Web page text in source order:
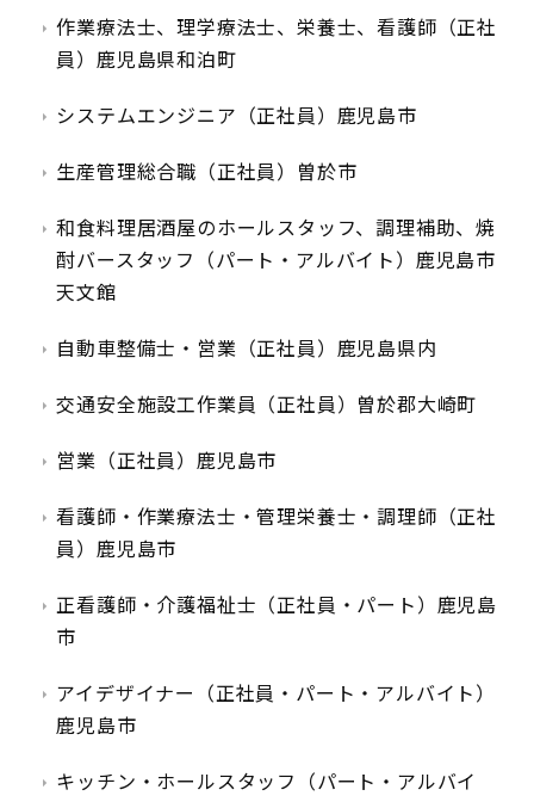
作業療法士、理学療法士、栄養士、看護師（正社
員）鹿児島県和泊町
システムエンジニア（正社員）鹿児島市
生産管理総合職（正社員）曽於市
和食料理居酒屋のホールスタッフ、調理補助、焼
酎バースタッフ（パート・アルバイト）鹿児島市
天文館
自動車整備士・営業（正社員）鹿児島県内
交通安全施設工作業員（正社員）曽於郡大崎町
営業（正社員）鹿児島市
看護師・作業療法士・管理栄養士・調理師（正社
員）鹿児島市
正看護師・介護福祉士（正社員・パート）鹿児島
市
アイデザイナー（正社員・パート・アルバイト）
鹿児島市
キッチン・ホールスタッフ（パート・アルバイ